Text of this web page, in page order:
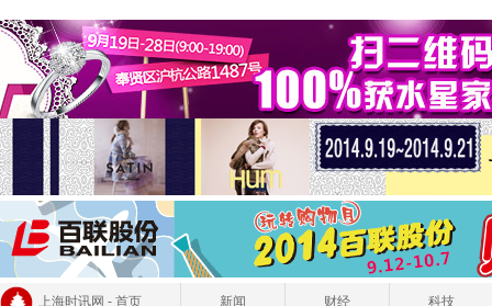
上海时讯网 - 首页 新闻 财经 科技